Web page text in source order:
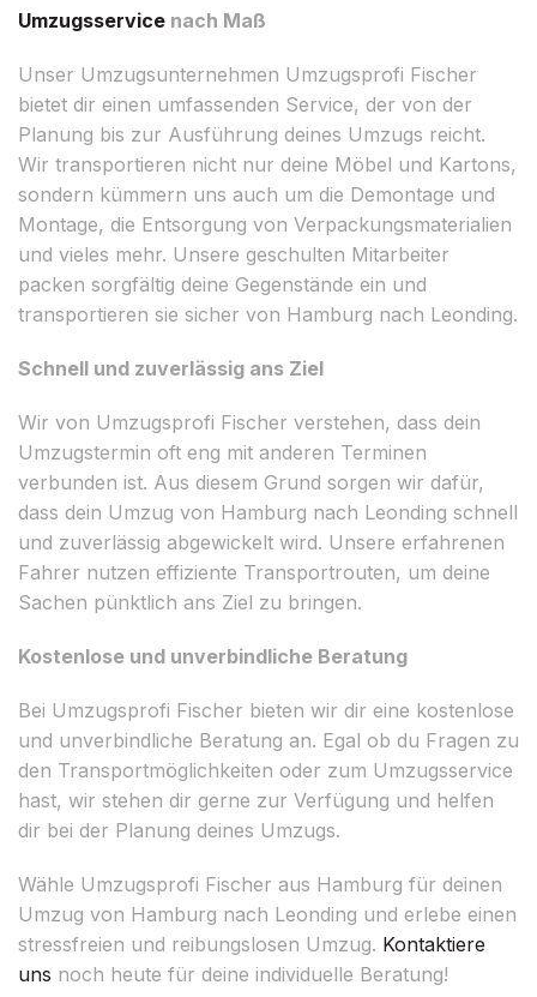
Umzugsservice nach Maß
Unser Umzugsunternehmen Umzugsprofi Fischer
bietet dir einen umfassenden Service, der von der
Planung bis zur Ausführung deines Umzugs reicht.
Wir transportieren nicht nur deine Möbel und Kartons,
sondern kümmern uns auch um die Demontage und
Montage, die Entsorgung von Verpackungsmaterialien
und vieles mehr. Unsere geschulten Mitarbeiter
packen sorgfältig deine Gegenstände ein und
transportieren sie sicher von Hamburg nach Leonding.
Schnell und zuverlässig ans Ziel
Wir von Umzugsprofi Fischer verstehen, dass dein
Umzugstermin oft eng mit anderen Terminen
verbunden ist. Aus diesem Grund sorgen wir dafür,
dass dein Umzug von Hamburg nach Leonding schnell
und zuverlässig abgewickelt wird. Unsere erfahrenen
Fahrer nutzen effiziente Transportrouten, um deine
Sachen pünktlich ans Ziel zu bringen.
Kostenlose und unverbindliche Beratung
Bei Umzugsprofi Fischer bieten wir dir eine kostenlose
und unverbindliche Beratung an. Egal ob du Fragen zu
den Transportmöglichkeiten oder zum Umzugsservice
hast, wir stehen dir gerne zur Verfügung und helfen
dir bei der Planung deines Umzugs.
Wähle Umzugsprofi Fischer aus Hamburg für deinen
Umzug von Hamburg nach Leonding und erlebe einen
stressfreien und reibungslosen Umzug. Kontaktiere
uns noch heute für deine individuelle Beratung!